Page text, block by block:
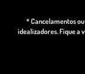
* Cancelamentos
idealizadores. Fique a